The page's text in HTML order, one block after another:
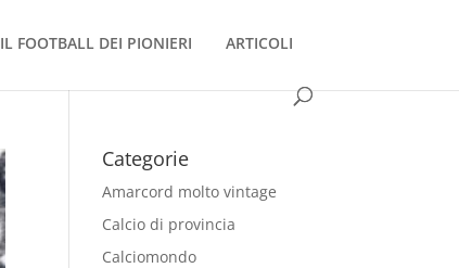
IL FOOTBALL DEI PIONIERI ARTICOLI
Categorie
Amarcord molto vintage
Calcio di provincia
Calciomondo